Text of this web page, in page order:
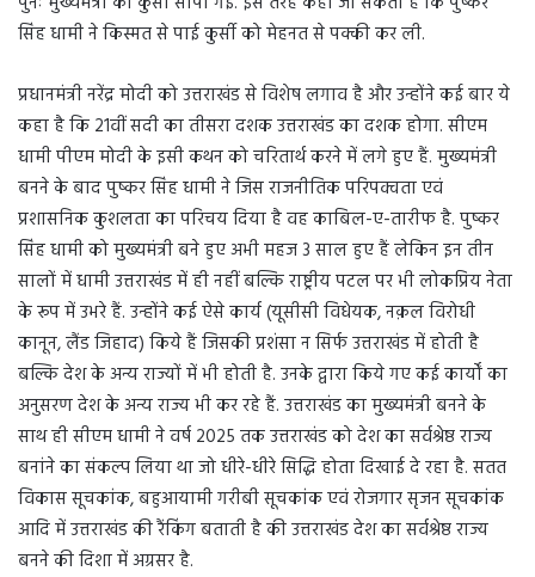
सिंह धामी ने किस्मत से पाई कुर्सी को मेहनत से पक्की कर ली.
प्रधानमंत्री नरेंद्र मोदी को उत्तराखंड से विशेष लगाव है और उन्होंने कई बार ये
कहा है कि 21वीं सदी का तीसरा दशक उत्तराखंड का दशक होगा. सीएम
धामी पीएम मोदी के इसी कथन को चरितार्थ करने में लगे हुए हैं. मुख्यमंत्री
बनने के बाद पुष्कर सिंह धामी ने जिस राजनीतिक परिपक्वता एवं
प्रशासनिक कुशलता का परिचय दिया है वह काबिल-ए-तारीफ है. पुष्कर
सिंह धामी को मुख्यमंत्री बने हुए अभी महज 3 साल हुए हैं लेकिन इन तीन
सालों में धामी उत्तराखंड में ही नहीं बल्कि राष्ट्रीय पटल पर भी लोकप्रिय नेता
के रूप में उभरे हैं. उन्होंने कई ऐसे कार्य (यूसीसी विधेयक, नक़ल विरोधी
कानून, लैंड जिहाद) किये हैं जिसकी प्रशंसा न सिर्फ उत्तराखंड में होती है
बल्कि देश के अन्य राज्यों में भी होती है. उनके द्वारा किये गए कई कार्यों का
अनुसरण देश के अन्य राज्य भी कर रहे हैं. उत्तराखंड का मुख्यमंत्री बनने के
साथ ही सीएम धामी ने वर्ष 2025 तक उत्तराखंड को देश का सर्वश्रेष्ठ राज्य
बनांने का संकल्प लिया था जो धीरे-धीरे सिद्धि होता दिखाई दे रहा है. सतत
विकास सूचकांक, बहुआयामी गरीबी सूचकांक एवं रोजगार सृजन सूचकांक
आदि में उत्तराखंड की रैंकिंग बताती है की उत्तराखंड देश का सर्वश्रेष्ठ राज्य
बनने की दिशा में अग्रसर है.